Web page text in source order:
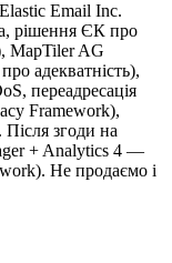
Email Inc.
рішення ЄК про
MapTiler AG
адекватність),
переадресація
Framework),
згоди на
+ Analytics 4 —
Не продаємо і